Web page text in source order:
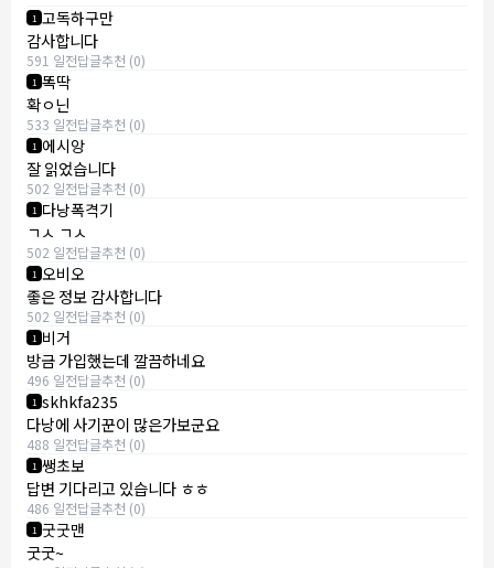
1 고독하구만
감사합니다
591 일전답글추천 (0)
1 똑딱
확ㅇ닌
533 일전답글추천 (0)
1 에시앙
잘 읽었습니다
502 일전답글추천 (0)
1 다낭폭격기
ㄱㅅ ㄱㅅ
502 일전답글추천 (0)
1 오비오
좋은 정보 감사합니다
502 일전답글추천 (0)
1 비거
방금 가입했는데 깔끔하네요
496 일전답글추천 (0)
1 skhkfa235
다낭에 사기꾼이 많은가보군요
488 일전답글추천 (0)
1 쌩초보
답변 기다리고 있습니다 ㅎㅎ
486 일전답글추천 (0)
1 굿굿맨
굿굿~